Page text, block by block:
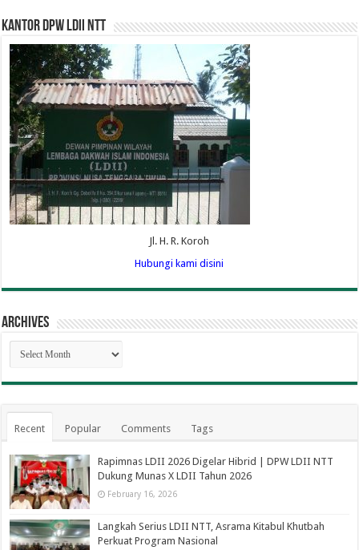
Kantor DPW LDII NTT
Jl. H. R. Koroh
Hubungi kami disini
Archives
Archives
Recent Popular Comments Tags
Rapimnas LDII 2026 Digelar Hibrid | DPW LDII NTT
Dukung Munas X LDII Tahun 2026
February 16, 2026
Langkah Serius LDII NTT, Asrama Kitabul Khutbah
Perkuat Program Nasional